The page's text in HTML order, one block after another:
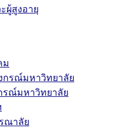
ผู้สูงอายุ
ม
กรณ์มหาวิทยาลัย
รณ์มหาวิทยาลัย
ณาลัย